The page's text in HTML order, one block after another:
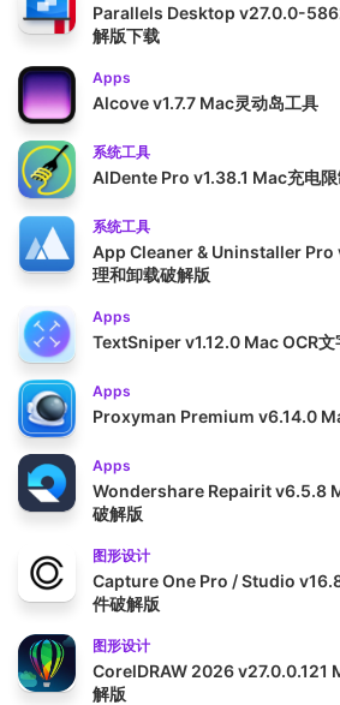
Parallels Desktop v27.0.0-
解版下载
Apps
Alcove v1.7.7 Mac灵动岛工具
系统工具
AlDente Pro v1.38.1 Mac充电限
系统工具
App Cleaner & Uninstaller Pro
理和卸载破解版
Apps
TextSniper v1.12.0 Mac OCR文
Apps
Proxyman Premium v6.14.0
Apps
Wondershare Repairit v6.5.8
破解版
图形设计
Capture One Pro / Studio
件破解版
图形设计
CorelDRAW 2026 v27.0.0.121
解版